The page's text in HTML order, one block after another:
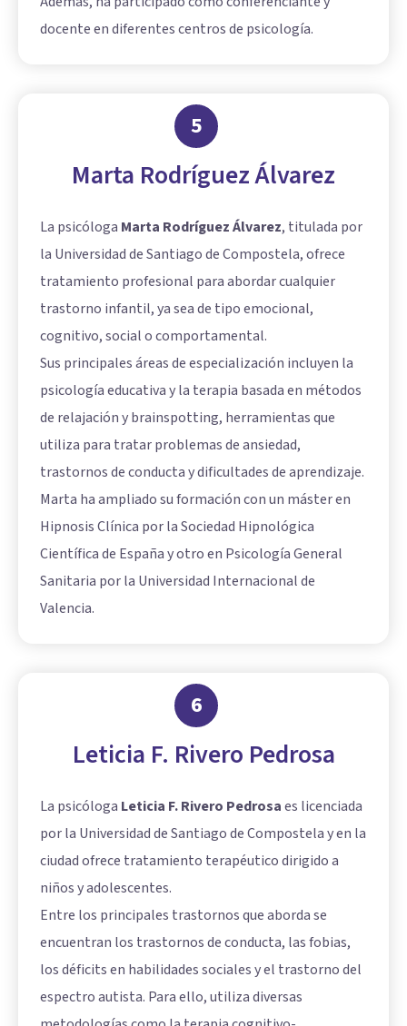
docente en diferentes centros de psicología.
5
Marta Rodríguez Álvarez
La psicóloga Marta Rodríguez Álvarez, titulada por
la Universidad de Santiago de Compostela, ofrece
tratamiento profesional para abordar cualquier
trastorno infantil, ya sea de tipo emocional,
cognitivo, social o comportamental.
Sus principales áreas de especialización incluyen la
psicología educativa y la terapia basada en métodos
de relajación y brainspotting, herramientas que
utiliza para tratar problemas de ansiedad,
trastornos de conducta y dificultades de aprendizaje.
Marta ha ampliado su formación con un máster en
Hipnosis Clínica por la Sociedad Hipnológica
Científica de España y otro en Psicología General
Sanitaria por la Universidad Internacional de
Valencia.
6
Leticia F. Rivero Pedrosa
La psicóloga Leticia F. Rivero Pedrosaes licenciada
por la Universidad de Santiago de Compostela y en la
ciudad ofrece tratamiento terapéutico dirigido a
niños y adolescentes.
Entre los principales trastornos que aborda se
encuentran los trastornos de conducta, las fobias,
los déficits en habilidades sociales y el trastorno del
espectro autista. Para ello, utiliza diversas